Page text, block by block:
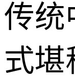
传统
式堪